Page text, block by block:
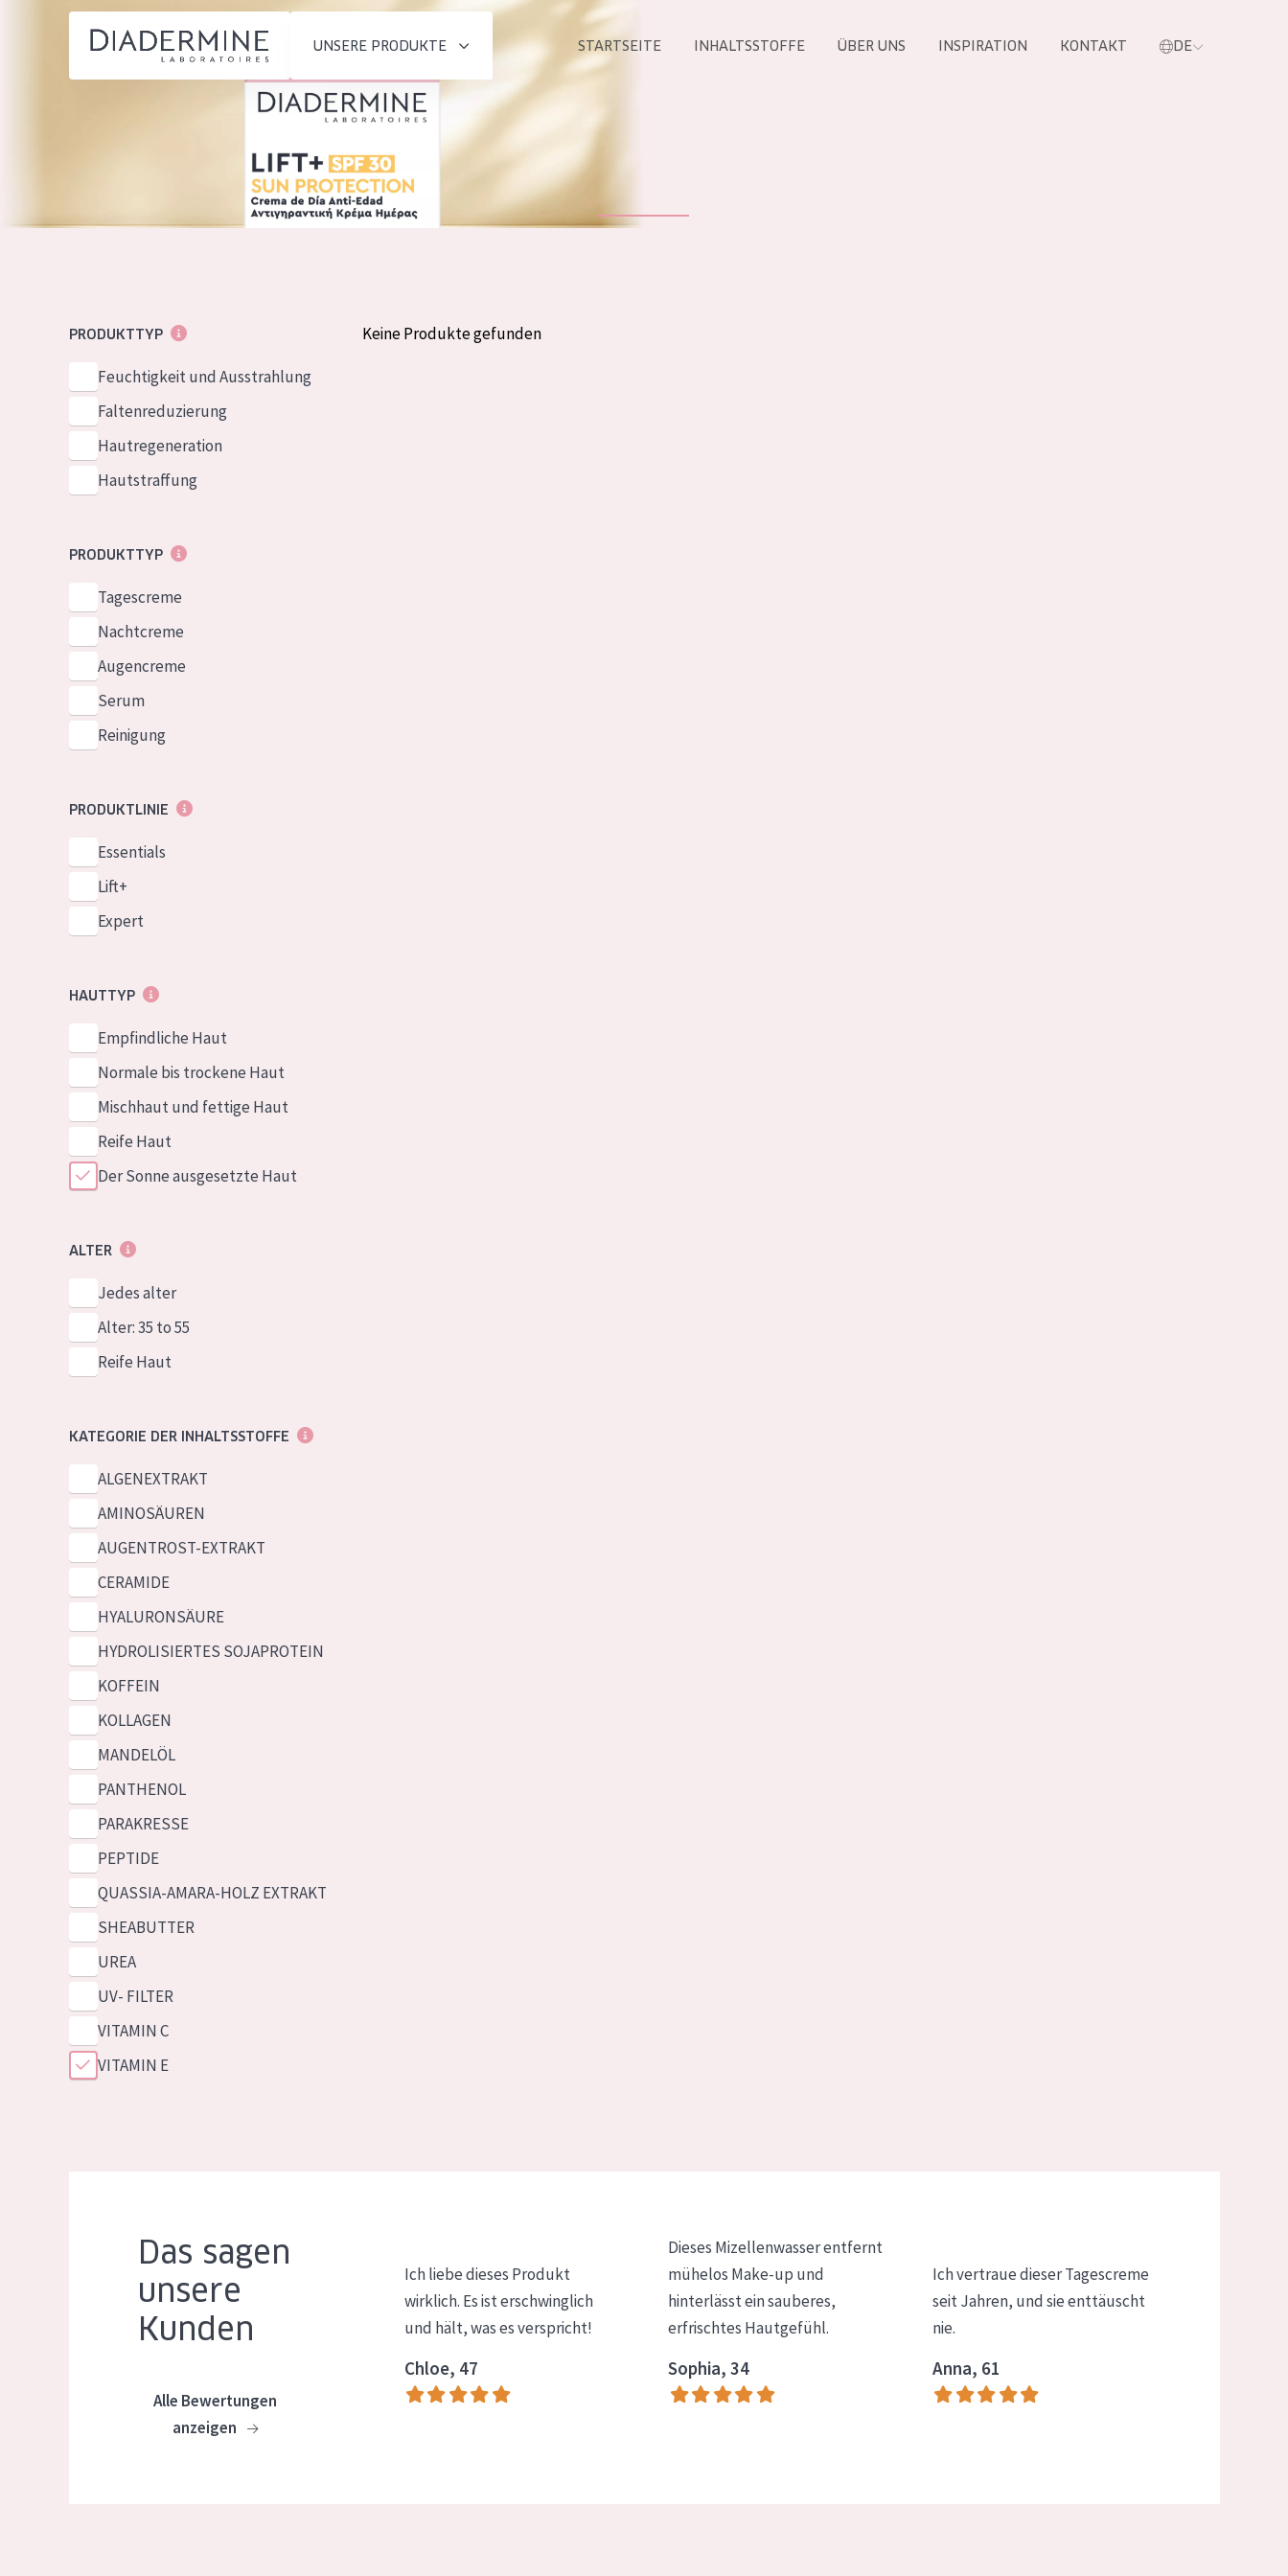
UNSERE PRODUKTE
Tagescreme
Nachtcreme
Essentials
Lift+
STARTSEITE INHALTSSTOFFE ÜBER UNS INSPIRATION KONTAKT DE
inhaltsstoffe
Kontakt
English
French
German
Spanish
PRODUKTTYP
Feuchtigkeit und Ausstrahlung
Faltenreduzierung
Hautregeneration
Hautstraffung
PRODUKTTYP
Tagescreme
Nachtcreme
Augencreme
Serum
Reinigung
PRODUKTLINIE
Essentials
Lift+
Expert
HAUTTYP
Empfindliche Haut
Normale bis trockene Haut
Mischhaut und fettige Haut
Reife Haut
Der Sonne ausgesetzte Haut
ALTER
Jedes alter
Alter: 35 to 55
Reife Haut
KATEGORIE DER INHALTSSTOFFE
ALGENEXTRAKT
AMINOSÄUREN
AUGENTROST-EXTRAKT
CERAMIDE
HYALURONSÄURE
HYDROLISIERTES SOJAPROTEIN
KOFFEIN
KOLLAGEN
MANDELÖL
PANTHENOL
PARAKRESSE
PEPTIDE
QUASSIA-AMARA-HOLZ EXTRAKT
SHEABUTTER
UREA
UV- FILTER
VITAMIN C
VITAMIN E
Keine Produkte gefunden
Das sagen
unsere
Kunden
Alle Bewertungen
anzeigen
Ich liebe dieses Produkt
wirklich. Es ist erschwinglich
und hält, was es verspricht!
Chloe, 47
Dieses Mizellenwasser entfernt
mühelos Make-up und
hinterlässt ein sauberes,
erfrischtes Hautgefühl.
Sophia, 34
Ich vertraue dieser Tagescreme
seit Jahren, und sie enttäuscht
nie.
Anna, 61